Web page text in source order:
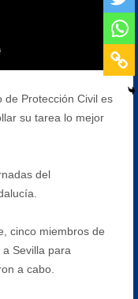
de Protección Civil es
su tarea lo mejor
del
cinco miembros de
Sevilla para
a cabo.